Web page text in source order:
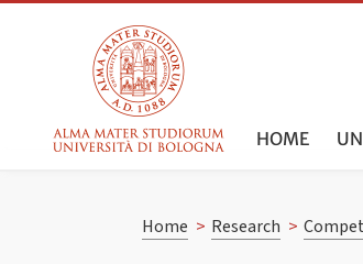
HOME
Home > Research >